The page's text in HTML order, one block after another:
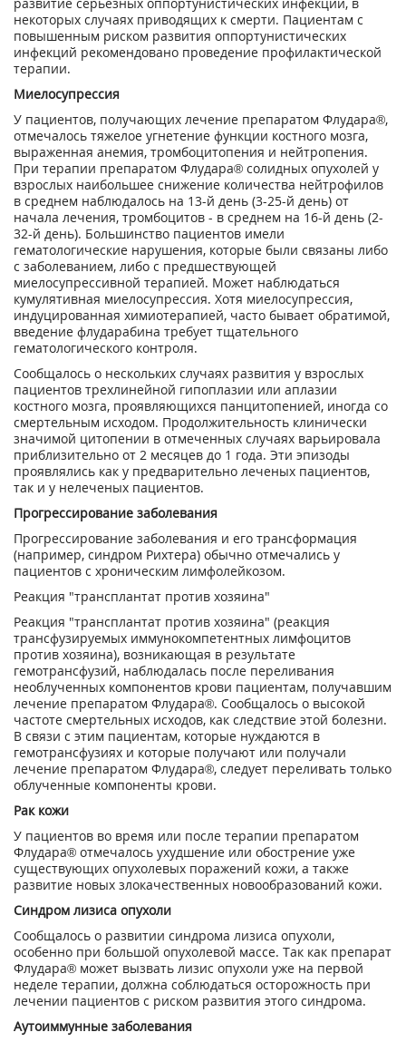
некоторых случаях приводящих к смерти. Пациентам с
повышенным риском развития оппортунистических
инфекций рекомендовано проведение профилактической
терапии.
Миелосупрессия
У пациентов, получающих лечение препаратом Флудара®,
отмечалось тяжелое угнетение функции костного мозга,
выраженная анемия, тромбоцитопения и нейтропения.
При терапии препаратом Флудара® солидных опухолей у
взрослых наибольшее снижение количества нейтрофилов
в среднем наблюдалось на 13-й день (3-25-й день) от
начала лечения, тромбоцитов - в среднем на 16-й день (2-
32-й день). Большинство пациентов имели
гематологические нарушения, которые были связаны либо
с заболеванием, либо с предшествующей
миелосупрессивной терапией. Может наблюдаться
кумулятивная миелосупрессия. Хотя миелосупрессия,
индуцированная химиотерапией, часто бывает обратимой,
введение флударабина требует тщательного
гематологического контроля.
Сообщалось о нескольких случаях развития у взрослых
пациентов трехлинейной гипоплазии или аплазии
костного мозга, проявляющихся панцитопенией, иногда со
смертельным исходом. Продолжительность клинически
значимой цитопении в отмеченных случаях варьировала
приблизительно от 2 месяцев до 1 года. Эти эпизоды
проявлялись как у предварительно леченых пациентов,
так и у нелеченых пациентов.
Прогрессирование заболевания
Прогрессирование заболевания и его трансформация
(например, синдром Рихтера) обычно отмечались у
пациентов с хроническим лимфолейкозом.
Реакция "трансплантат против хозяина"
Реакция "трансплантат против хозяина" (реакция
трансфузируемых иммунокомпетентных лимфоцитов
против хозяина), возникающая в результате
гемотрансфузий, наблюдалась после переливания
необлученных компонентов крови пациентам, получавшим
лечение препаратом Флудара®. Сообщалось о высокой
частоте смертельных исходов, как следствие этой болезни.
В связи с этим пациентам, которые нуждаются в
гемотрансфузиях и которые получают или получали
лечение препаратом Флудара®, следует переливать только
облученные компоненты крови.
Рак кожи
У пациентов во время или после терапии препаратом
Флудара® отмечалось ухудшение или обострение уже
существующих опухолевых поражений кожи, а также
развитие новых злокачественных новообразований кожи.
Синдром лизиса опухоли
Сообщалось о развитии синдрома лизиса опухоли,
особенно при большой опухолевой массе. Так как препарат
Флудара® может вызвать лизис опухоли уже на первой
неделе терапии, должна соблюдаться осторожность при
лечении пациентов с риском развития этого синдрома.
Аутоиммунные заболевания